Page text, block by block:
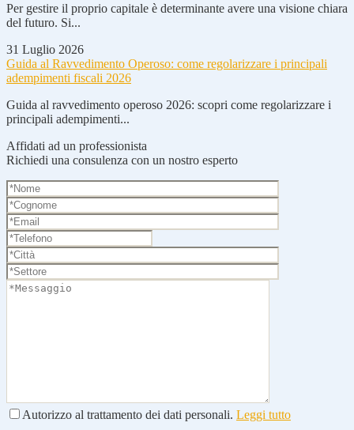
Per gestire il proprio capitale è determinante avere una visione chiara
del futuro. Si...
31 Luglio 2026
Guida al Ravvedimento Operoso: come regolarizzare i principali
adempimenti fiscali 2026
Guida al ravvedimento operoso 2026: scopri come regolarizzare i
principali adempimenti...
Affidati ad un professionista
Richiedi una consulenza con un nostro esperto
Autorizzo al trattamento dei dati personali. Leggi tutto